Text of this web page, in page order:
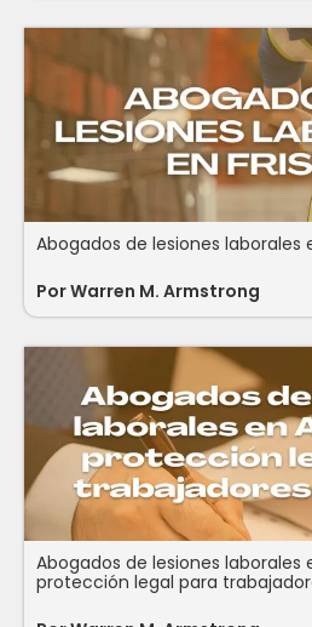
Abogados de lesiones laborales
PorWarren M. Armstrong
Abogados de lesiones laborales
protección legal para